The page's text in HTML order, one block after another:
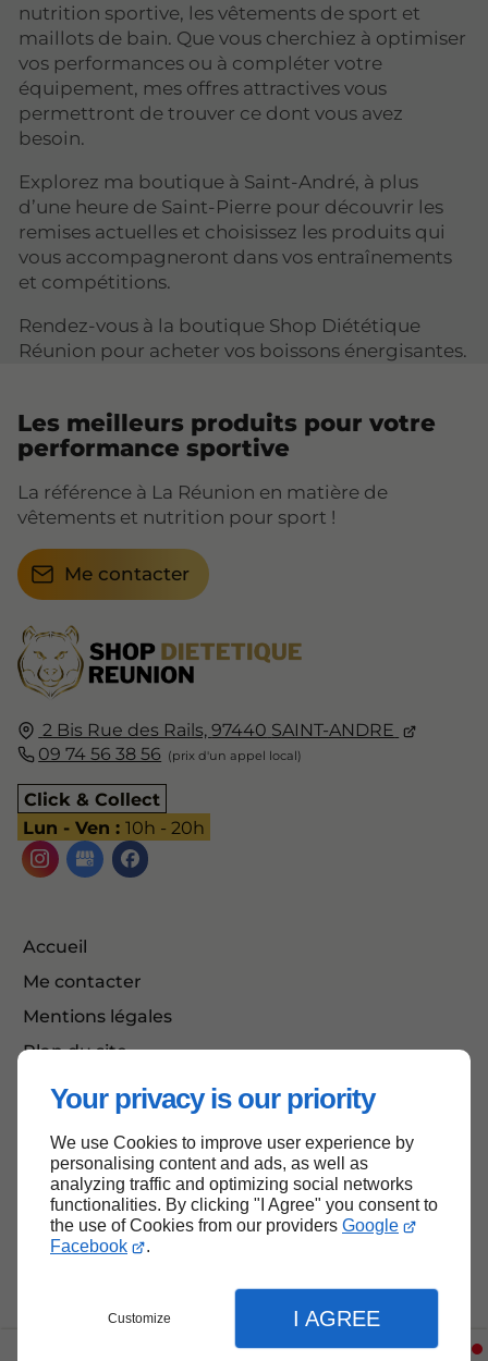
Your privacy is our priority
We use Cookies to improve user experience by
personalising content and ads, as well as
analyzing traffic and optimizing social networks
functionalities. By clicking "I Agree" you consent to
the use of Cookies from our providers Google
Facebook
.
Customize I AGREE
nutrition sportive, les vêtements de sport et
maillots de bain. Que vous cherchiez à optimiser
vos performances ou à compléter votre
équipement, mes offres attractives vous
permettront de trouver ce dont vous avez
besoin.
Explorez ma boutique à Saint-André, à plus
d’une heure de Saint-Pierre pour découvrir les
remises actuelles et choisissez les produits qui
vous accompagneront dans vos entraînements
et compétitions.
Rendez-vous à la boutique Shop Diététique
Réunion pour acheter vos boissons énergisantes.
2 Bis Rue des Rails,97440 SAINT-ANDRE
09 74 56 38 56
Click & Collect
Lun - Ven :10h - 20h
Accueil
Me contacter
Mentions légales
Plan du site
Les meilleurs produits pour votre
performance sportive
La référence à La Réunion en matière de
vêtements et nutrition pour sport !
Me contacter
Haut de page